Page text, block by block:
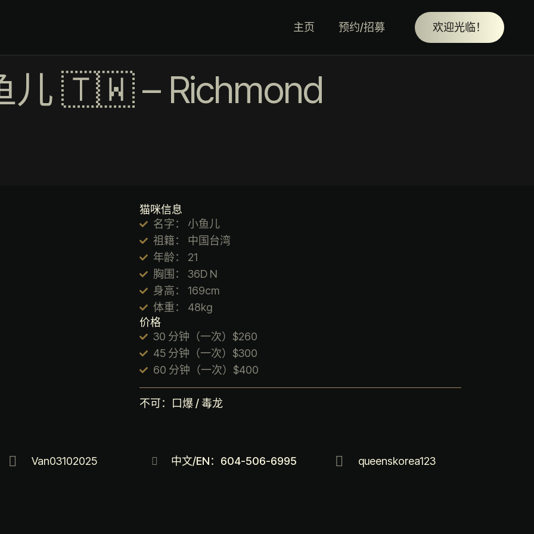
主页 预约/招募 欢迎光临！
儿 🇹🇼 – Richmond
猫咪信息
名字： 小鱼儿
祖籍： 中国台湾
年龄： 21
胸围： 36D N
身高： 169cm
体重： 48kg
价格
30 分钟（一次）$260
45 分钟（一次）$300
60 分钟（一次）$400
不可：口爆 / 毒龙
Van03102025 中文/EN：604-506-6995 queenskorea123